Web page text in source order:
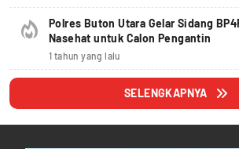
Polres Buton Utara Gelar Sidang
Nasehat untuk Calon Pengantin
1 tahun yang lalu
SELENGKAPNYA